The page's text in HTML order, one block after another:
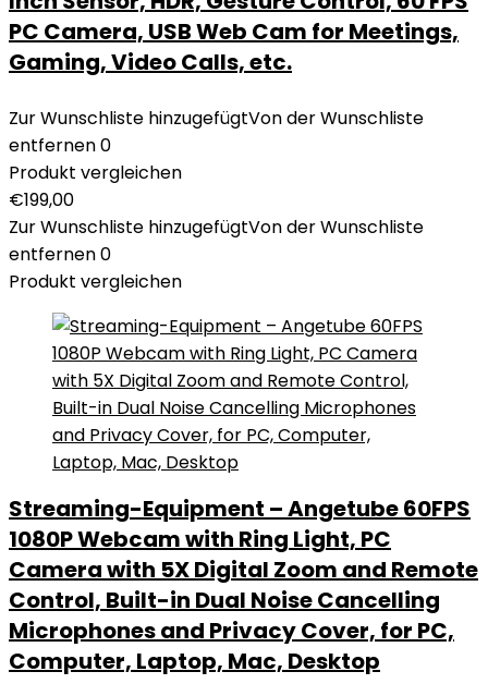
PC Camera, USB Web Cam for Meetings,
Gaming, Video Calls, etc.
Zur Wunschliste hinzugefügtVon der Wunschliste
entfernen0
Produkt vergleichen
€199,00
Zur Wunschliste hinzugefügtVon der Wunschliste
entfernen0
Produkt vergleichen
Streaming-Equipment – Angetube 60FPS
1080P Webcam with Ring Light, PC
Camera with 5X Digital Zoom and Remote
Control, Built-in Dual Noise Cancelling
Microphones and Privacy Cover, for PC,
Computer, Laptop, Mac, Desktop